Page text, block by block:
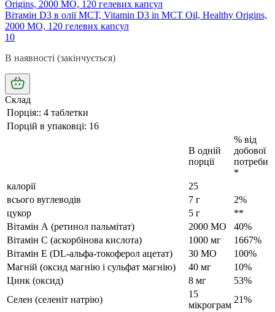
Вітамін D3 в олії МСТ, Vitamin D3 in MCT Oil, Healthy Origins,
2000 МО, 120 гелевих капсул
10
В наявності (закінчується)
Склад
Порція:: 4 таблетки
Порцій в упаковці: 16
В одній
порції
% від
добової
потреби
*
калорії
25
всього вуглеводів
7 г
2%
цукор
5 г
**
Вітамін А (ретинол пальмітат)
2000 МО
40%
Вітамін С (аскорбінова кислота)
1000 мг
1667%
Вітамін Е (DL-альфа-токоферол ацетат)
30 МО
100%
Магній (оксид магнію і сульфат магнію)
40 мг
10%
Цинк (оксид)
8 мг
53%
Селен (селеніт натрію)
15
мікрограм
21%